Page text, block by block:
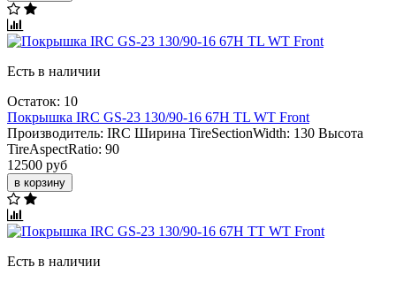
Есть в наличии
Остаток: 10
Покрышка IRC GS-23 130/90-16 67H TL WT Front
Производитель: IRC Ширина TireSectionWidth: 130 Высота
TireAspectRatio: 90
12500 руб
в корзину
Есть в наличии